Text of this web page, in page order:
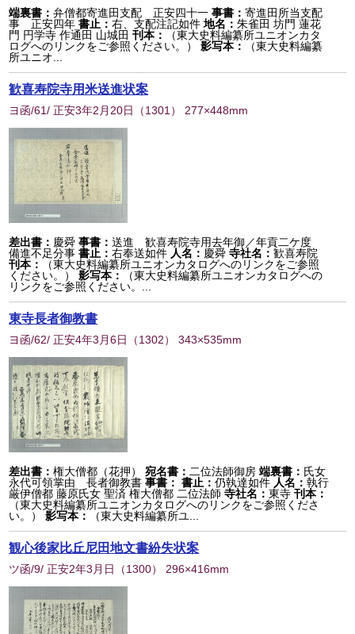
端裏書：弁僧都寄進田支配 正安四十一 事書：寄進田所当支配
事 正安四年書止：右、支配注記如件 地名：朱雀田 坊門 蓮花
門 円学寺 作通田 山城田 刊本：
（東大史料編纂所ユニオンカタ
ログへのリンクをご参照ください。）
影写本：
（東大史料編纂
所ユニオ...
歓喜寿院寺用米送進状案
ヨ函/61/ 正安3年2月20日 （1301 ） 277×448mm
差出書： 慶舜 事書：送進 歓喜寿院寺用去年御／年貢二ケ度
備進不足分事書止：右奉送如件 人名： 慶舜 寺社名：歓喜寿院
刊本：
（東大史料編纂所ユニオンカタログへのリンクをご参照
ください。）
影写本：
（東大史料編纂所ユニオンカタログへの
リンクをご参照ください。...
東寺長者御教書
ヨ函/62/ 正安4年3月6日 （1302） 343×535mm
差出書：権大僧都（花押） 宛名書： 二位法師御房 端裏書： 氏女
永代可領掌由 長者御教書 事書： 書止：仍執達如件 人名：執行
厳伊僧都 藤原氏女 聖済 権大僧都 二位法師 寺社名：東寺 刊本：
（東大史料編纂所ユニオンカタログへのリンクをご参照くださ
い。）
影写本： （東大史料編纂所ユ...
観心後家比丘尼田地文書紛失状案
ツ函/9/ 正安2年3月日 （1300） 296×416mm